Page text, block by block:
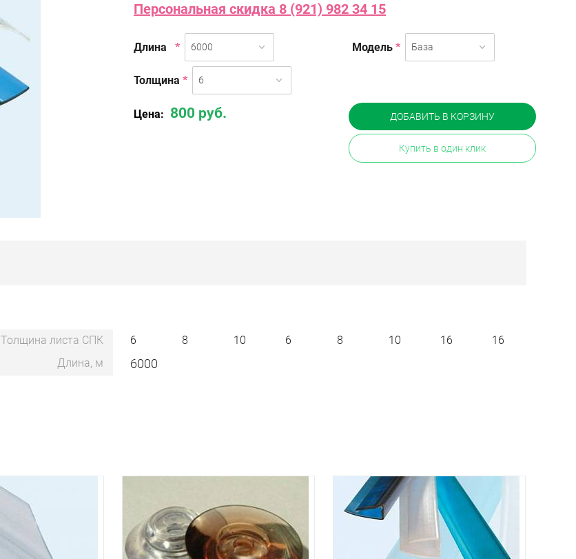
Персональная скидка 8 (921) 982 34 15
Длина * 6000 Модель * База
Толщина * 6
Цена: 800 руб. ДОБАВИТЬ В КОРЗИНУ
Купить в один клик
Толщина листа СПК 6 8 10 6 8 10 16
16
Длина, м
6000